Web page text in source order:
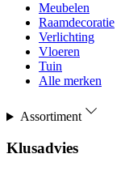
Meubelen
Raamdecoratie
Verlichting
Vloeren
Tuin
Alle merken
Assortiment
Klusadvies